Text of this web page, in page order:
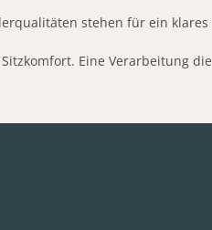
stehen für ein klares
Eine Verarbeitung die